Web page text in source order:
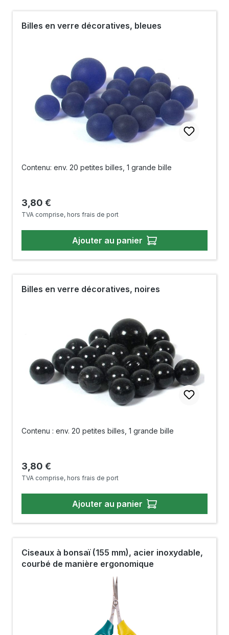
Billes en verre décoratives, bleues
Contenu: env. 20 petites billes, 1 grande bille
Prix régulier :
3,80 €
TVA comprise, hors frais de port
Ajouter au panier
Billes en verre décoratives, noires
Contenu : env. 20 petites billes, 1 grande bille
Prix régulier :
3,80 €
TVA comprise, hors frais de port
Ajouter au panier
Ciseaux à bonsaï (155 mm), acier inoxydable,
courbé de manière ergonomique